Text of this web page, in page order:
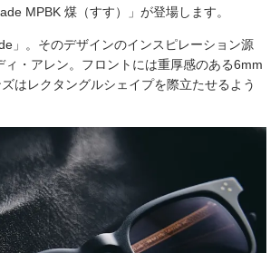
MPBK 煤（すす）」が登場します。
」。そのデザインのインスピレーション源
ィ・アレン。フロントには重厚感のある6mm
はレクタングルシェイプを際立たせるよう